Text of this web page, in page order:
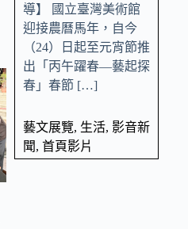
導】 國立臺灣美術館
迎接農曆馬年，自今
（24）日起至元宵節推
出「丙午躍春—藝起探
春」春節 […]
藝文展覽, 生活, 影音新
聞, 首頁影片